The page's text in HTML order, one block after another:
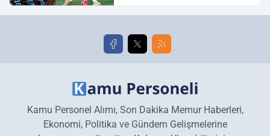
golleri!
Kamu Personel Alımı, Son Dakika Memur Haberleri,
Ekonomi, Politika ve Gündem Gelişmelerine